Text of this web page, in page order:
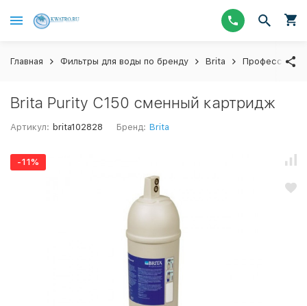
Главная Фильтры для воды по бренду Brita
Brita Purity C150 сменный картридж
Артикул: brita102828 Бренд: Brita
-11%